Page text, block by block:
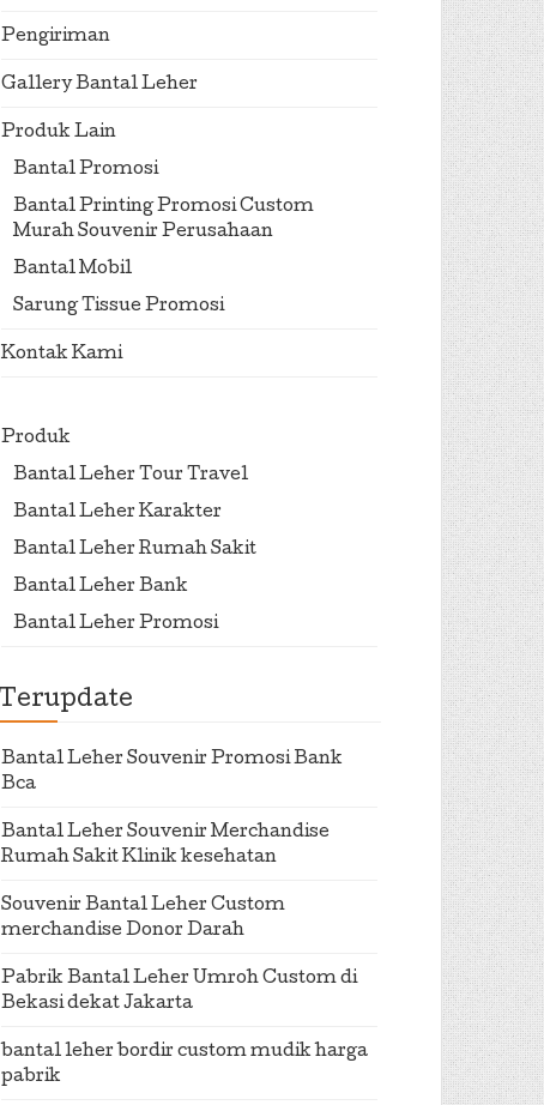
Pengiriman
Gallery Bantal Leher
Produk Lain
Bantal Promosi
Bantal Printing Promosi Custom
Murah Souvenir Perusahaan
Bantal Mobil
Sarung Tissue Promosi
Kontak Kami
Produk
Bantal Leher Tour Travel
Bantal Leher Karakter
Bantal Leher Rumah Sakit
Bantal Leher Bank
Bantal Leher Promosi
Terupdate
Bantal Leher Souvenir Promosi Bank
Bca
Bantal Leher Souvenir Merchandise
Rumah Sakit Klinik kesehatan
Souvenir Bantal Leher Custom
merchandise Donor Darah
Pabrik Bantal Leher Umroh Custom di
Bekasi dekat Jakarta
bantal leher bordir custom mudik harga
pabrik